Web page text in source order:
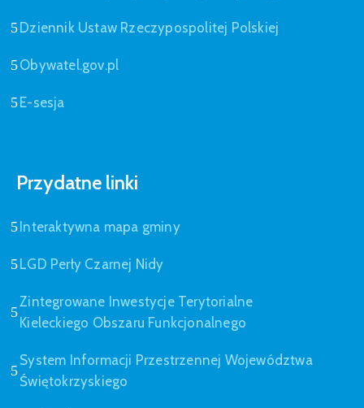
Dziennik Ustaw Rzeczypospolitej Polskiej
Obywatel.gov.pl
E-sesja
Przydatne linki
Interaktywna mapa gminy
LGD Perły Czarnej Nidy
Zintegrowane Inwestycje Terytorialne
Kieleckiego Obszaru Funkcjonalnego
System Informacji Przestrzennej Województwa
Świętokrzyskiego